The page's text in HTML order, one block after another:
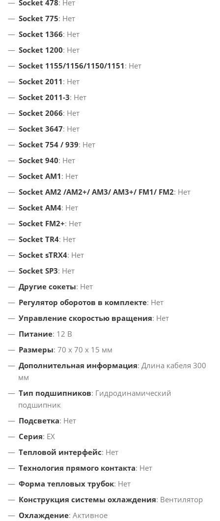
Socket 478: Нет
Socket 775: Нет
Socket 1366: Нет
Socket 1200: Нет
Socket 1155/1156/1150/1151: Нет
Socket 2011: Нет
Socket 2011-3: Нет
Socket 2066: Нет
Socket 3647: Нет
Socket 754 / 939: Нет
Socket 940: Нет
Socket AM1: Нет
Socket AM2 /АМ2+/ АМ3/ AM3+/ FM1/ FM2: Нет
Socket AM4: Нет
Socket FM2+: Нет
Socket TR4: Нет
Socket sTRX4: Нет
Socket SP3: Нет
Другие сокеты: Нет
Регулятор оборотов в комплекте: Нет
Управление скоростью вращения: Нет
Питание: 12 В
Размеры: 70 х 70 х 15 мм
Дополнительная информация: Длина кабеля 300
мм
Тип подшипников: Гидродинамический
подшипник
Подсветка: Нет
Серия: EX
Тепловой интерфейс: Нет
Технология прямого контакта: Нет
Форма тепловых трубок: Нет
Конструкция системы охлаждения: Вентилятор
Охлаждение: Активное